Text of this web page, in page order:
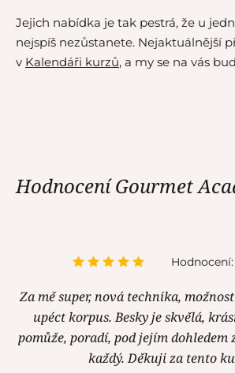
Jejich nabídka je tak pestrá, že u
nejspíš nezůstanete. Nejaktuálnější
v Kalendáři kurzů, a my se na vás
Hodnocení Gourmet
Hodnocení:
Za mě super, nová technika,
upéct korpus. Besky je skvělá,
pomůže, poradí, pod jejím dohledem
každý. Děkuji za tento
Hodnocení:
Kurz Kláry Řezníkové se mi velice
klidu, žádný stres, recepty
Sachr úplně nej, takový jsem ještě
je velice příjemná, vše perfektně